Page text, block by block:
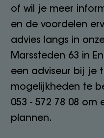
of wil je meer
en de voordelen
advies langs in
Marssteden 63 in
een adviseur bij je
mogelijkheden te
053 - 572 78 08
plannen.